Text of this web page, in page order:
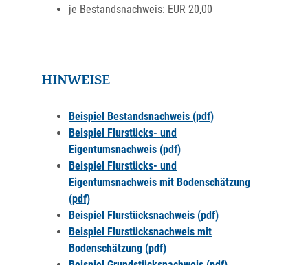
je Bestandsnachweis: EUR 20,00
HINWEISE
Beispiel Bestandsnachweis (pdf)
Beispiel Flurstücks- und
Eigentumsnachweis (pdf)
Beispiel Flurstücks- und
Eigentumsnachweis mit Bodenschätzung
(pdf)
Beispiel Flurstücksnachweis (pdf)
Beispiel Flurstücksnachweis mit
Bodenschätzung (pdf)